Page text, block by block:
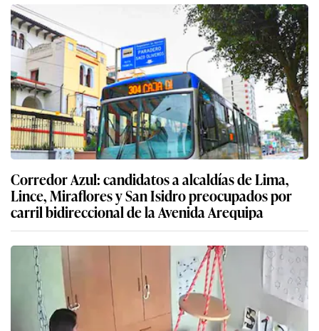
Corredor Azul: candidatos a alcaldías de Lima,
Lince, Miraflores y San Isidro preocupados por
carril bidireccional de la Avenida Arequipa